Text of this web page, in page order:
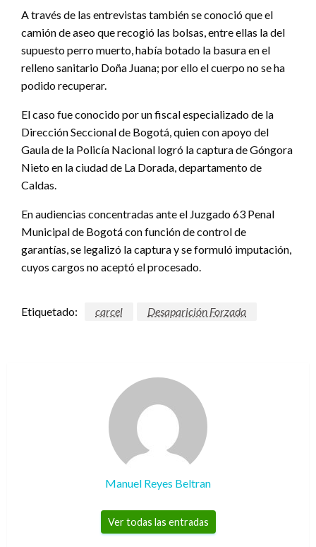
A través de las entrevistas también se conoció que el
camión de aseo que recogió las bolsas, entre ellas la del
supuesto perro muerto, había botado la basura en el
relleno sanitario Doña Juana; por ello el cuerpo no se ha
podido recuperar.
El caso fue conocido por un fiscal especializado de la
Dirección Seccional de Bogotá, quien con apoyo del
Gaula de la Policía Nacional logró la captura de Góngora
Nieto en la ciudad de La Dorada, departamento de
Caldas.
En audiencias concentradas ante el Juzgado 63 Penal
Municipal de Bogotá con función de control de
garantías, se legalizó la captura y se formuló imputación,
cuyos cargos no aceptó el procesado.
Etiquetado: carcel Desaparición Forzada
Manuel Reyes Beltran
Ver todas las entradas